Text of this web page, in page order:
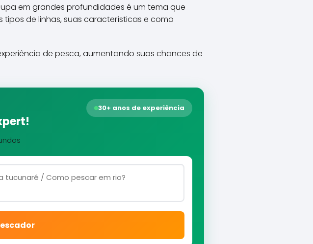
em grandes profundidades é um tema que
tipos de linhas, suas características e como
de pesca, aumentando suas chances de
30+ anos de experiência